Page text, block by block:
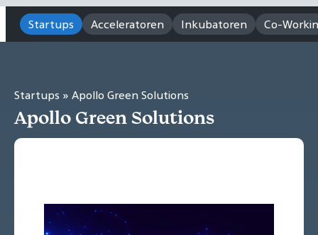
Startups Acceleratoren Inkubatoren Co-
Startups » Apollo Green Solutions
Apollo Green Solutions